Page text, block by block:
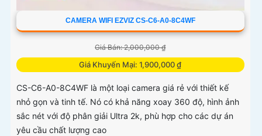
CAMERA WIFI EZVIZ CS-C6-A0-8C4WF
Giá Bán: 2,000,000 ₫
Giá Khuyến Mại: 1,900,000 ₫
CS-C6-A0-8C4WF là một loại camera giá rẻ với thiết kế
nhỏ gọn và tinh tế. Nó có khả năng xoay 360 độ, hình ảnh
sắc nét với độ phân giải Ultra 2k, phù hợp cho các dự án
yêu cầu chất lượng cao